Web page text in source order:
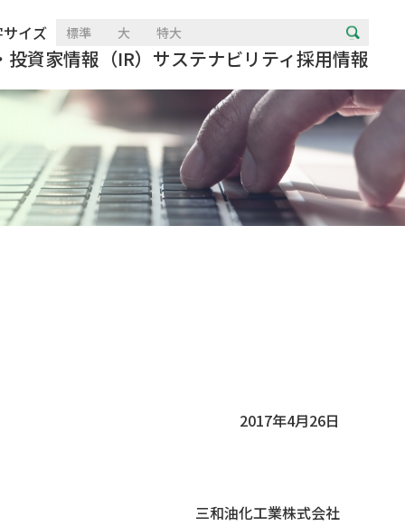
イズ 標準 大 特大
資家情報（IR） サステナビリティ採用情報
2017年4月26日
三和油化工業株式会社